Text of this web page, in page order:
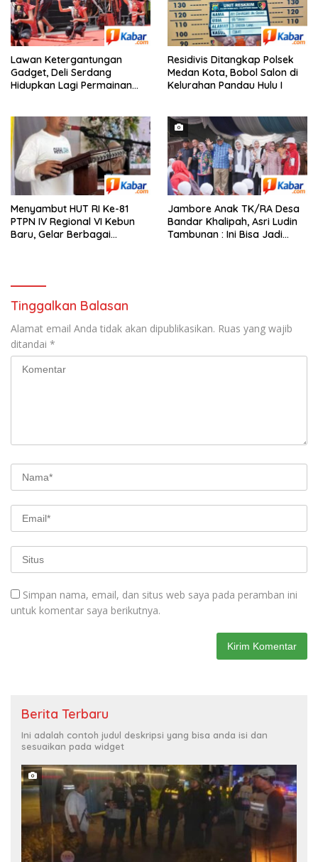
Lawan Ketergantungan
Gadget, Deli Serdang
Hidupkan Lagi Permainan
Residivis Ditangkap Polsek
Medan Kota, Bobol Salon di
Kelurahan Pandau Hulu I
Menyambut HUT RI Ke-81
PTPN IV Regional VI Kebun
Baru, Gelar Berbagai
Jambore Anak TK/RA Desa
Bandar Khalipah, Asri Ludin
Tambunan : Ini Bisa Jadi
Tinggalkan Balasan
Alamat email Anda tidak akan dipublikasikan. Ruas yang wajib
ditandai *
Simpan nama, email, dan situs web saya pada peramban ini
untuk komentar saya berikutnya.
Berita Terbaru
Ini adalah contoh judul deskripsi yang bisa anda isi dan
sesuaikan pada widget